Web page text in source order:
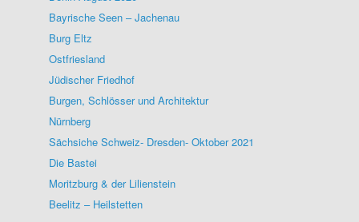
Bayrische Seen – Jachenau
Burg Eltz
Ostfriesland
Jüdischer Friedhof
Burgen, Schlösser und Architektur
Nürnberg
Sächsiche Schweiz- Dresden- Oktober 2021
Die Bastei
Moritzburg & der Lilienstein
Beelitz – Heilstetten